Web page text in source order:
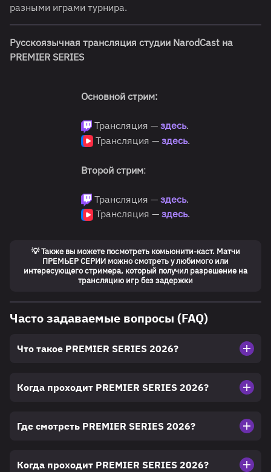
разными играми турнира.
Русскоязычная трансляция студии NarodCast на
PREMIER SERIES
Основной стрим:
Трансляция — здесь.
Трансляция — здесь.
Второй стрим:
Трансляция — здесь.
Трансляция — здесь.
💡 Также вы можете посмотреть комьюнити-каст. Матчи
ПРЕМЬЕР СЕРИИ можно смотреть у любимого или
интересующего стримера, который получил разрешение на
трансляцию игр без задержки
Часто задаваемые вопросы (FAQ)
Что такое PREMIER SERIES 2026?
Когда проходит PREMIER SERIES 2026?
Где смотреть PREMIER SERIES 2026?
Когда проходит PREMIER SERIES 2026?